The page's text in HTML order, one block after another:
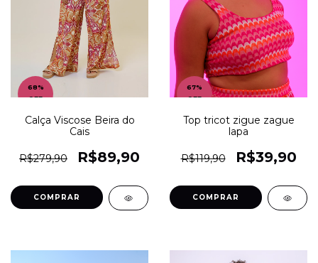
68%
OFF
Calça Viscose Beira do
Cais
R$279,90 R$89,90
COMPRAR
67%
OFF
Top tricot zigue zague
lapa
R$119,90 R$39,90
COMPRAR